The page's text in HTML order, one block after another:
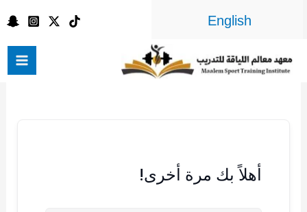
English
أهلاً بك مرة أخرى!